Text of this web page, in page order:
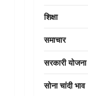
शिक्षा
समाचार
सरकारी योजना
सोना चांदी भाव